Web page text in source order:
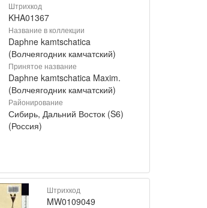
Штрихкод
KHA01367
Название в коллекции
Daphne kamtschatica
(Волчеягодник камчатский)
Принятое название
Daphne kamtschatica Maxim.
(Волчеягодник камчатский)
Районирование
Сибирь, Дальний Восток (S6)
(Россия)
Штрихкод
MW0109049